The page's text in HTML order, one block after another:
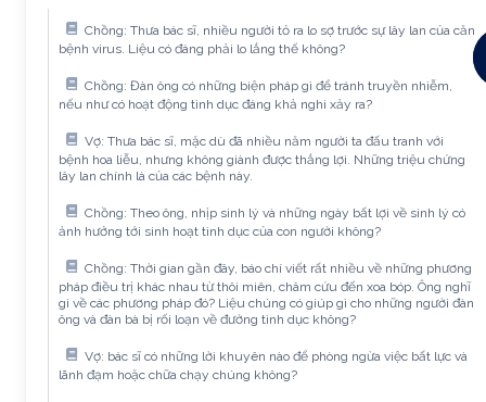
Chồng: Thưa bác sĩ, nhiều người tỏ ra lo sợ trước sự lây lan của căn
bệnh virus. Liệu có đáng phải lo lắng thế không?
Chồng: Đàn ông có những biện pháp gì để tránh truyền nhiễm,
nếu như có hoạt động tình dục đáng khả nghi xảy ra?
Vợ: Thưa bác sĩ, mặc dù đã nhiều năm người ta đấu tranh với
bệnh hoa liễu, nhưng không giành được thắng lợi. Những triệu chứng
lây lan chính là của các bệnh này.
Chồng: Theo ông, nhịp sinh lý và những ngày bất lợi về sinh lý có
ảnh hưởng tới sinh hoạt tình dục của con người không?
Chồng: Thời gian gần đây, báo chí viết rất nhiều về những phương
pháp điều trị khác nhau từ thôi miên, châm cứu đến xoa bóp. Ông nghĩ
gì về các phương pháp đó? Liệu chúng có giúp gì cho những người đàn
ông và đàn bà bị rối loạn về đường tình dục không?
Vợ: bác sĩ có những lời khuyên nào để phòng ngừa việc bất lực và
lãnh đạm hoặc chữa chạy chúng không?